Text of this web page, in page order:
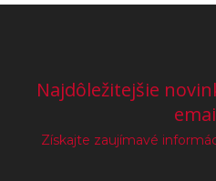
Najdôležitejšie
Získajte zaujímavé